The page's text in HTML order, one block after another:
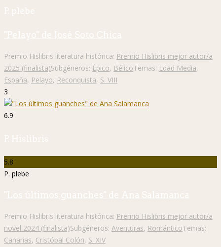
P. plebe
"Pelayo" de José Soto Chica
Premio Hislibris literatura histórica: Premio Hislibris mejor autor/a
2025 (finalista)Subgéneros: Épico, BélicoTemas: Edad Media,
España, Pelayo, Reconquista, S. VIII
3
6.9
P. Hislibris
5.8
P. plebe
"Los últimos guanches" de Ana Salamanca
Premio Hislibris literatura histórica: Premio Hislibris mejor autor/a
novel 2024 (finalista)Subgéneros: Aventuras, RománticoTemas:
Canarias, Cristóbal Colón, S. XIV